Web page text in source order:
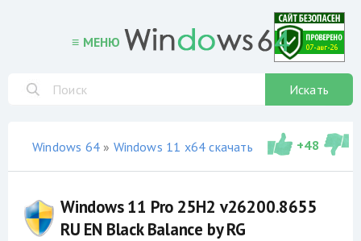
≡ МЕНЮ
Искать
Windows 64» Windows 11 x64 скачать торрент»не
+48
Windows 11 Pro 25H2 v26200.8655
RU EN Black Balance by RG